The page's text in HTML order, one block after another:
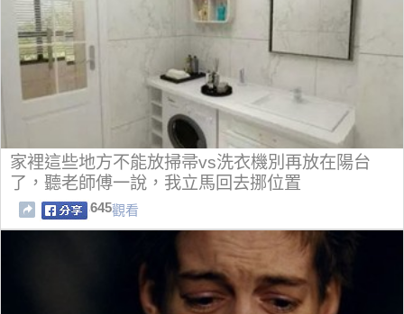
家裡這些地方不能放掃帚vs洗衣機別再放在陽台
了，聽老師傅一說，我立馬回去挪位置
645觀看